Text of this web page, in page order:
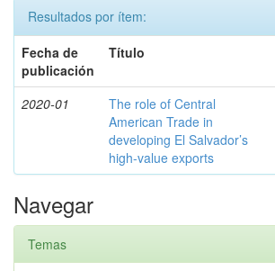
Resultados por ítem:
Fecha de
publicación
Título
2020-01
The role of Central
American Trade in
developing El Salvador’s
high-value exports
Navegar
Temas